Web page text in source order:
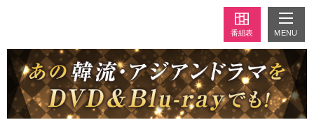
番組表 MENU